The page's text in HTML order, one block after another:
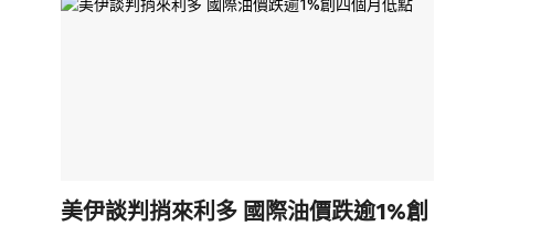
美伊談判捎來利多 國際油價跌逾1%創